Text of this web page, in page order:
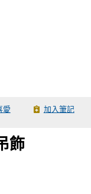
愛 加入筆記
飾